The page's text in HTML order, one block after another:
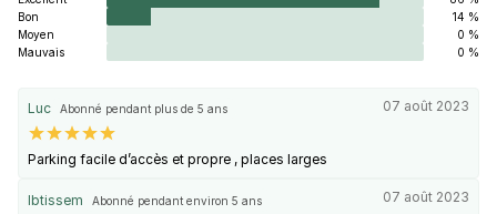
Bon
14 %
Moyen
0 %
Mauvais
0 %
Luc Abonné pendant plus de 5 ans 07 août 2023
Parking facile d’accès et propre , places larges
Ibtissem Abonné pendant environ 5 ans 07 août 2023